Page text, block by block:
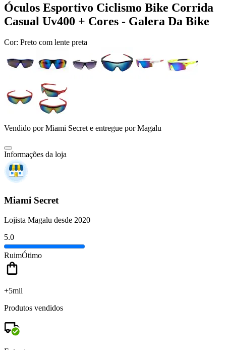
Óculos Esportivo Ciclismo Bike Corrida
Casual Uv400 + Cores - Galera Da Bike
Cor: Preto com lente preta
Vendido porMiami Secrete entregue por Magalu
Informações da loja
Miami Secret
Lojista Magalu desde 2020
5.0
RuimÓtimo
+5mil
Produtos vendidos